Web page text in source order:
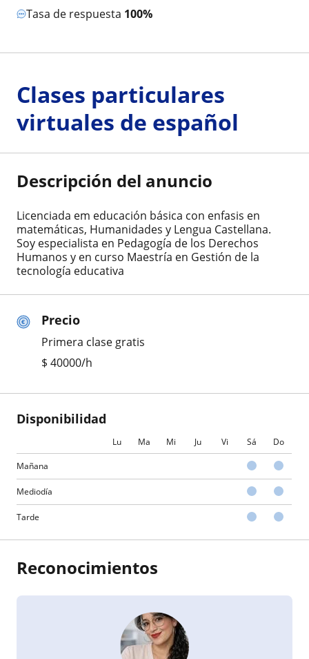
Tasa de respuesta 100%
Precio
Primera clase gratis
$ 40000/h
Disponibilidad
Lu Ma Mi Ju Vi Sá Do
Mañana
Mediodía
Tarde
Clases particulares
virtuales de español
Descripción del anuncio
Licenciada em educación básica con enfasis en
matemáticas, Humanidades y Lengua Castellana.
Soy especialista en Pedagogía de los Derechos
Humanos y en curso Maestría en Gestión de la
tecnología educativa
Reconocimientos